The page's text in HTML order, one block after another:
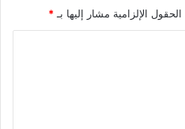
الحقول الإلزامية مشار إليها بـ *